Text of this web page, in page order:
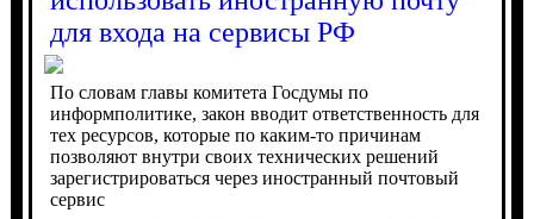
для входа на сервисы РФ
По словам главы комитета Госдумы по
информполитике, закон вводит ответственность для
тех ресурсов, которые по каким-то причинам
позволяют внутри своих технических решений
зарегистрироваться через иностранный почтовый
сервис